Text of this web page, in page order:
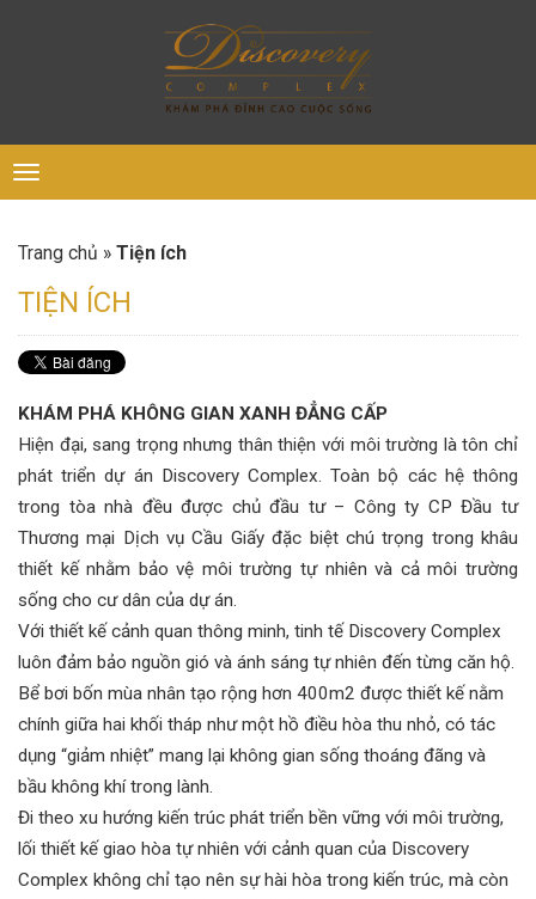
Toggle
Trang chủ » Tiện ích
TIỆN ÍCH
KHÁM PHÁ KHÔNG GIAN XANH ĐẲNG CẤP
Hiện đại, sang trọng nhưng thân thiện với môi trường là tôn chỉ
phát triển dự án Discovery Complex. Toàn bộ các hệ thông
trong tòa nhà đều được chủ đầu tư – Công ty CP Đầu tư
Thương mại Dịch vụ Cầu Giấy đặc biệt chú trọng trong khâu
thiết kế nhằm bảo vệ môi trường tự nhiên và cả môi trường
sống cho cư dân của dự án.
Với thiết kế cảnh quan thông minh, tinh tế Discovery Complex
luôn đảm bảo nguồn gió và ánh sáng tự nhiên đến từng căn hộ.
Bể bơi bốn mùa nhân tạo rộng hơn 400m2 được thiết kế nằm
chính giữa hai khối tháp như một hồ điều hòa thu nhỏ, có tác
dụng “giảm nhiệt” mang lại không gian sống thoáng đãng và
bầu không khí trong lành.
Đi theo xu hướng kiến trúc phát triển bền vững với môi trường,
lối thiết kế giao hòa tự nhiên với cảnh quan của Discovery
Complex không chỉ tạo nên sự hài hòa trong kiến trúc, mà còn